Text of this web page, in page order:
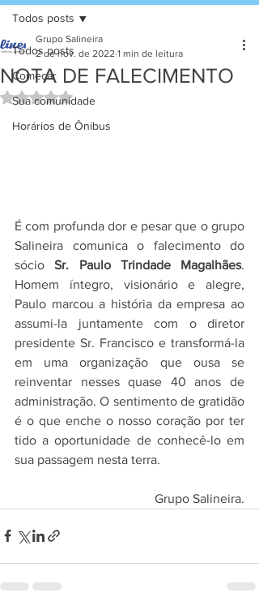
Todos posts
Começar
Sua comunidade
Horários de Ônibus
Todos posts
NOTA DE FALECIMENTO
Grupo Salineira
2 de nov. de 2022 1 min de leitura
Avaliado com NaN de 5 estrelas.
É com profunda dor e pesar que o grupo
Salineira comunica o falecimento do
sócio Sr. Paulo Trindade Magalhães.
Homem íntegro, visionário e alegre,
Paulo marcou a história da empresa ao
assumi-la juntamente com o diretor
presidente Sr. Francisco e transformá-la
em uma organização que ousa se
reinventar nesses quase 40 anos de
administração. O sentimento de gratidão
é o que enche o nosso coração por ter
tido a oportunidade de conhecê-lo em
sua passagem nesta terra.
Grupo Salineira.